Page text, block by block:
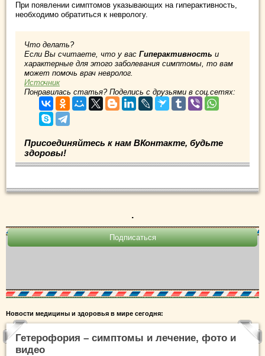
При появлении симптомов указывающих на гиперактивность,
необходимо обратиться к неврологу.
Что делать?
Если Вы считаете, что у вас Гиперактивность и
характерные для этого заболевания симптомы, то вам
может помочь врач невролог.
Источник
Понравилась статья? Поделись с друзьями в соц.сетях:
Присоединяйтесь к нам ВКонтакте, будьте
здоровы!
.
Новости медицины и здоровья в мире сегодня:
Гетерофория – симптомы и лечение, фото и
видео